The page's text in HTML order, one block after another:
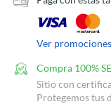
Ver promociones
Compra 100%
Sitio con
Protegemos tus